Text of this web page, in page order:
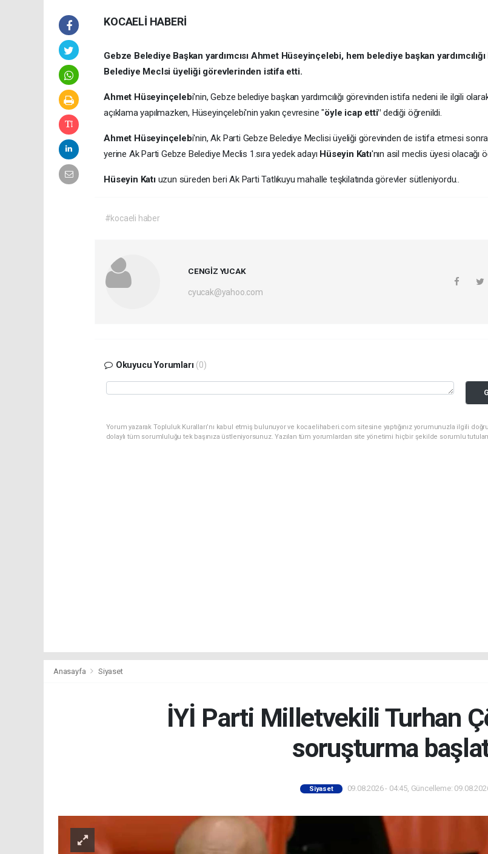
KOCAELİ HABERİ
Gebze Belediye Başkan yardımcısı Ahmet Hüseyinçelebi, hem belediye başkan
Belediye Meclsi üyeliği görevlerinden istifa etti.
Ahmet Hüseyinçelebi'nin, Gebze belediye başkan yardımcılığı görevinden istifa nedeni ile ilgili
açıklama yapılmazken, Hüseyinçelebi'nin yakın çevresine "öyle icap etti" dediği öğrenildi.
Ahmet Hüseyinçelebi'nin, Ak Parti Gebze Belediye Meclisi üyeliği görevinden de istifa etmesi
yerine Ak Parti Gebze Belediye Meclis 1.sıra yedek adayı Hüseyin Katı'nın asil meclis üyesi olacağı
Hüseyin Katı uzun süreden beri Ak Parti Tatlıkuyu mahalle teşkilatında görevler sütleniyordu..
#kocaeli haber
CENGİZ YUCAK
cyucak@yahoo.com
Okuyucu Yorumları (0)
Yorum yazarak Topluluk Kuralları’nı kabul etmiş bulunuyor ve kocaelihaberi.com sitesine yaptığınız yorumunuzla ilgili
dolaylı tüm sorumluluğu tek başınıza üstleniyorsunuz. Yazılan tüm yorumlardan site yönetimi hiçbir şekilde sorumlu
Anasayfa Siyaset
İYİ Parti Milletvekili Turhan
soruşturma
Siyaset 09.08.2026 - 04:45, Güncelleme: